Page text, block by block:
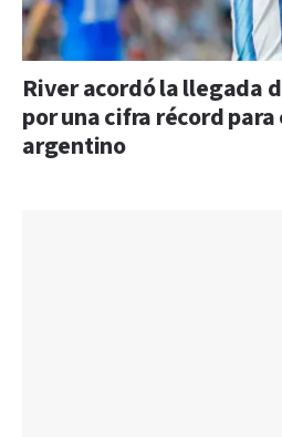
River acordó la llegada
por una cifra récord
argentino